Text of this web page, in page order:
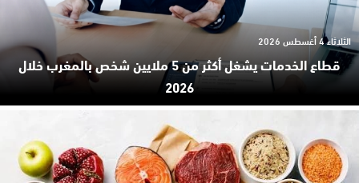
قطاع الخدمات يشغل أكثر من 5 ملايين شخص بالمغرب خلال
2026
الثلاثاء 4 أغسطس 2026